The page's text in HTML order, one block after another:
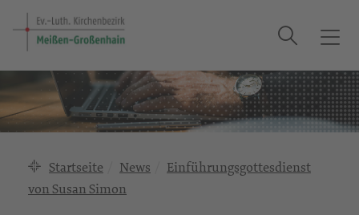
T
g
g
l
Suche
Startseite News
Einführungsgottesdienst
von Susan Simon